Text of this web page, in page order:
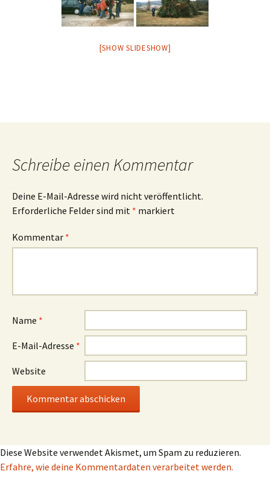
[SHOW SLIDESHOW]
Schreibe einen Kommentar
Deine E-Mail-Adresse wird nicht veröffentlicht.
Erforderliche Felder sind mit * markiert
Kommentar *
Name *
E-Mail-Adresse *
Website
Diese Website verwendet Akismet, um Spam zu reduzieren.
Erfahre, wie deine Kommentardaten verarbeitet werden.